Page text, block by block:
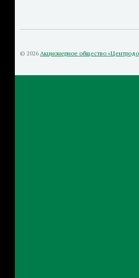
© 2026 Акционерное общество